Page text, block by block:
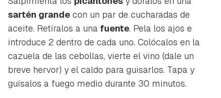
Guardar como favorito
Para poder guardar como favorito, primero has de
sartén grande con un par de cucharadas de
aceite. Retíralos a una fuente. Pela los ajos e
introduce 2 dentro de cada uno. Colócalos en la
cazuela de las cebollas, vierte el vino (dale un
breve hervor) y el caldo para guisarlos. Tapa y
guísalos a fuego medio durante 30 minutos.
Contenido enviado
Gracias por suscribirte a nuestro boletín.